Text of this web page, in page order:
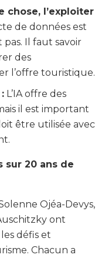
chose, l’exploiter
de données est
Il faut savoir
des
l’offre touristique.
L’IA offre des
il est important
être utilisée avec
sur 20 ans de
Ojéa-Devys,
ont
défis et
Chacun a